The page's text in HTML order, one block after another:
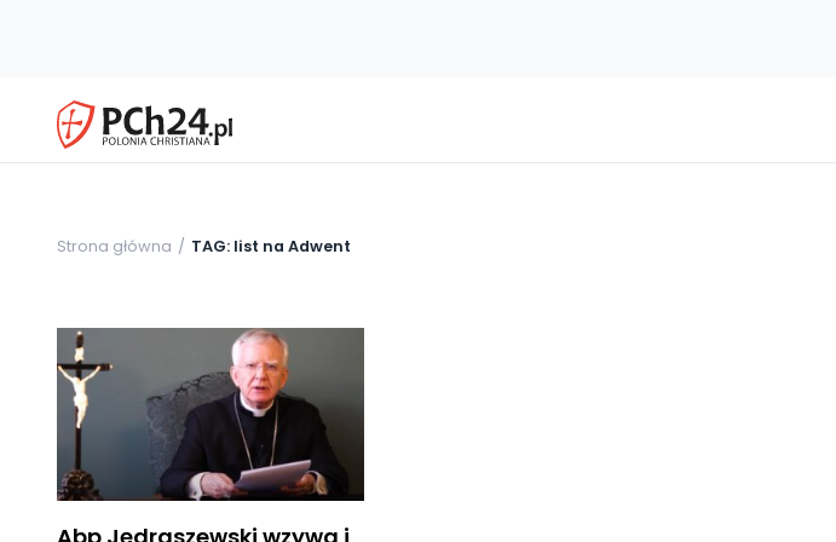
Strona główna TAG: list na Adwent